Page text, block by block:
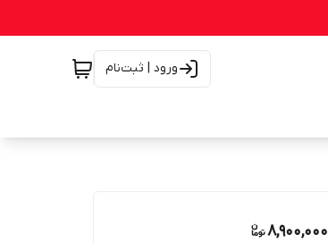
ورود | ثبت‌نام
8,900,000